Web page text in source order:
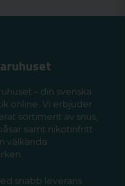
– din svenska
online. Vi erbjuder
sortiment av snus,
samt nikotinfritt
välkända
snabb leverans